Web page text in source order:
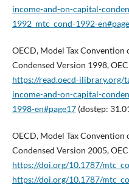
income-and-on-capital-
1992_mtc_cond-1992-
OECD, Model Tax Convention
Condensed Version 1998,
https://read.oecd-ilibrary.org/
income-and-on-capital-
1998-en#page17(dostęp:
OECD, Model Tax Convention
Condensed Version 2005,
https://doi.org/10.1787/
https://doi.org/10.1787/